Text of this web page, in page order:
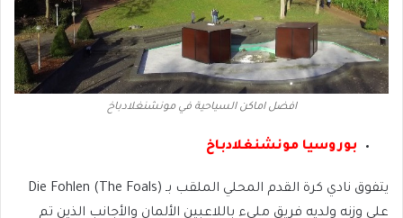
افضل اماكن السياحية في مونشنغلادباخ
بوروسيا مونشنغلادباخ
يتفوق نادي كرة القدم المحلي الملقب بـ Die Fohlen (The Foals)
على وزنه ولديه فريق مليء باللاعبين الألمان والأجانب الذين تم